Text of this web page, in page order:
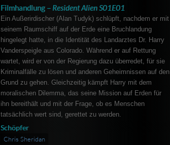
Filmhandlung – Resident Alien S01E01
Ein Außerirdischer (Alan Tudyk) schlüpft, nachdem er mit
seinem Raumschiff auf der Erde eine Bruchlandung
hingelegt hatte, in die Identität des Landarztes Dr. Harry
Vanderspeigle aus Colorado. Während er auf Rettung
wartet, wird er von der Regierung dazu überredet, für sie
Kriminalfälle zu lösen und anderen Geheimnissen auf den
Grund zu gehen. Gleichzeitig kämpft Harry mit dem
moralischen Dilemma, das seine Mission auf Erden für
ihn bereithält und mit der Frage, ob es Menschen
tatsächlich wert sind, gerettet zu werden.
Schöpfer
Chris Sheridan